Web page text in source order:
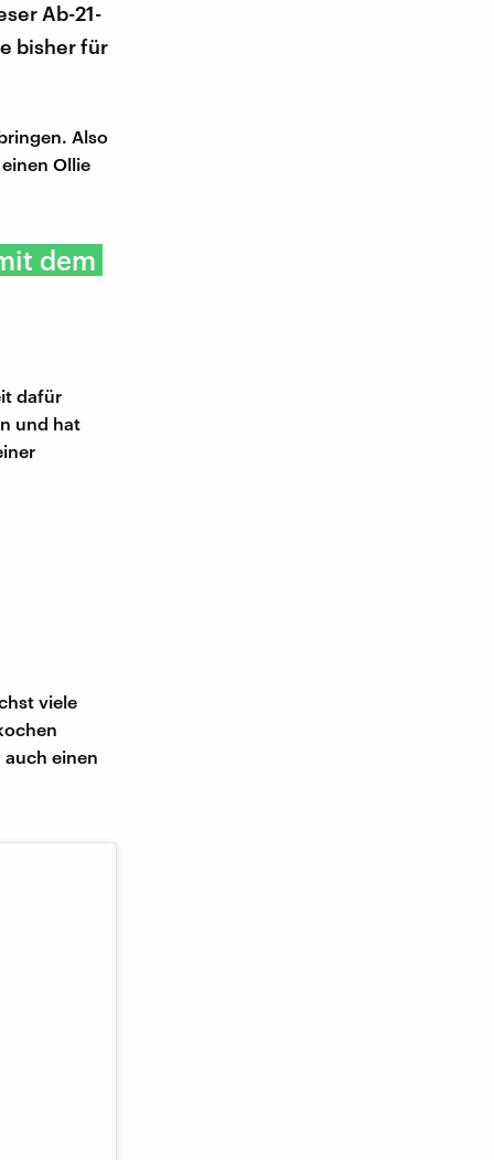
Ab-21-
bisher für
Also
Ollie
dem
dafür
und hat
viele
einen